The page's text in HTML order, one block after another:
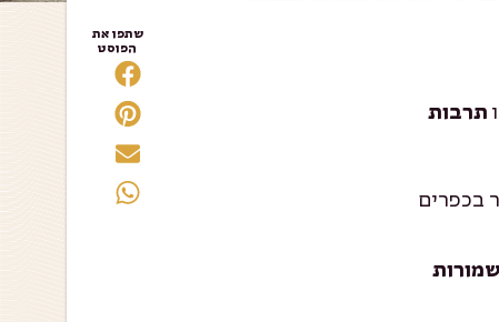
תרבות
בכפרים
שתפו את
הפוסט